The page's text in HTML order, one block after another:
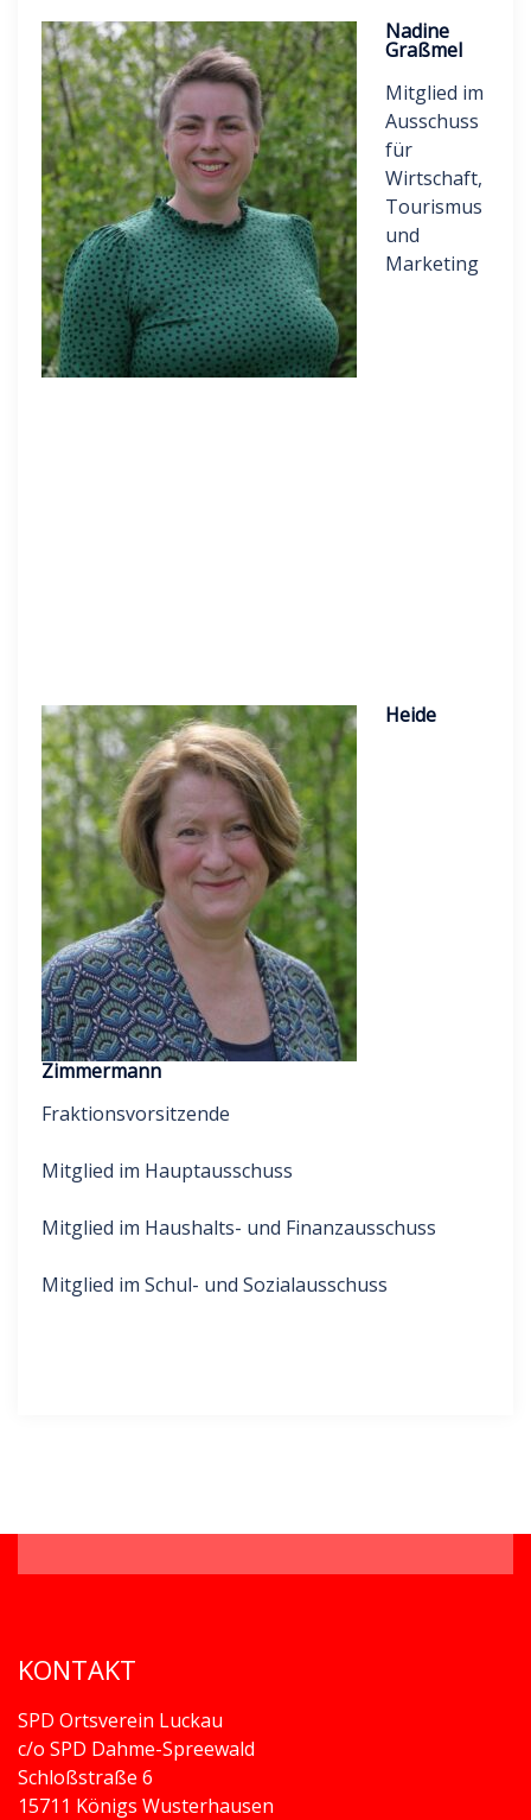
Nadine
Graßmel
Mitglied im
Ausschuss
für
Wirtschaft,
Tourismus
und
Marketing
Heide
Zimmermann
Fraktionsvorsitzende
Mitglied im Hauptausschuss
Mitglied im Haushalts- und Finanzausschuss
Mitglied im Schul- und Sozialausschuss
KONTAKT
SPD Ortsverein Luckau
c/o SPD Dahme-Spreewald
Schloßstraße 6
15711 Königs Wusterhausen